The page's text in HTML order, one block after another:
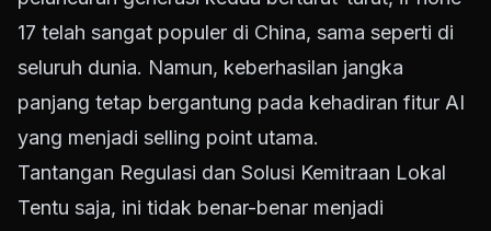
17 telah sangat populer di China, sama seperti di
seluruh dunia. Namun, keberhasilan jangka
panjang tetap bergantung pada kehadiran fitur AI
yang menjadi selling point utama.
Tantangan Regulasi dan Solusi Kemitraan Lokal
Tentu saja, ini tidak benar-benar menjadi